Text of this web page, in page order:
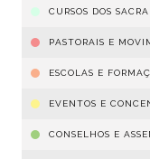
CURSOS DOS
PASTORAIS E
ESCOLAS E
EVENTOS E
CONSELHOS E